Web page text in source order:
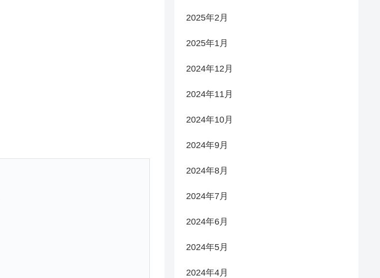
2025年2月
2025年1月
2024年12月
2024年11月
2024年10月
2024年9月
2024年8月
2024年7月
2024年6月
2024年5月
2024年4月